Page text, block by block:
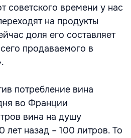
советского времени у нас
на продукты
доля его составляет
продаваемого в
потребление вина
во Франции
вина на душу
лет назад – 100 литров. То